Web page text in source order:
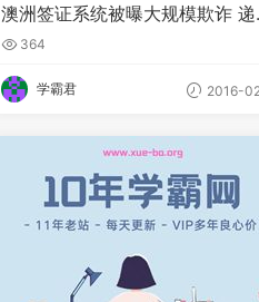
澳洲签证系统被曝大规模欺诈 递
者半数持假身份
364
学霸君 2016-